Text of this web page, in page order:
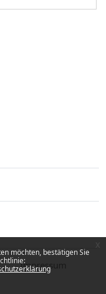
möchten, bestätigen Sie
Impressum